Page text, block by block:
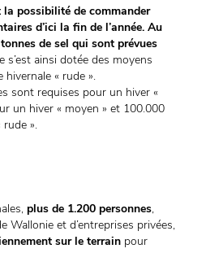
possibilité de commander
d’ici la fin de l’année. Au
de sel qui sont prévues
s’est ainsi dotée des moyens
« rude ».
sont requises pour un hiver «
un hiver « moyen » et 100.000
».
plus de 1.200 personnes,
Wallonie et d’entreprises privées,
sur le terrain pour